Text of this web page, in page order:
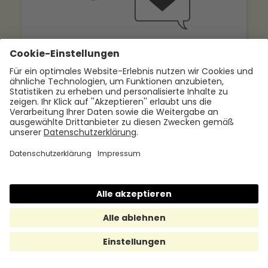
Steuerfreier Sachbezug: Die
attraktive Alternative zum
Weihnachtsgeld
Jetzt mehr lesen